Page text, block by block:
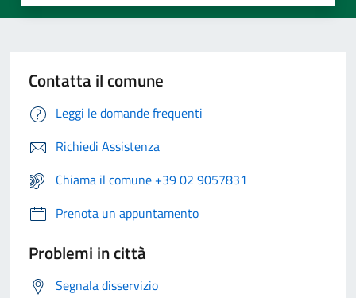
Contatta il comune
Leggi le domande frequenti
Richiedi Assistenza
Chiama il comune +39 02 9057831
Prenota un appuntamento
Problemi in città
Segnala disservizio